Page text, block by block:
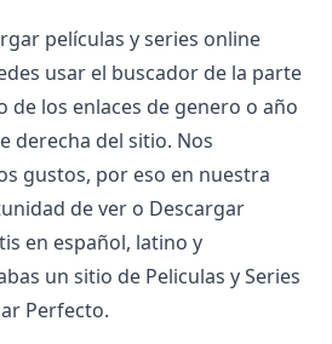
películas y series online
usar el buscador de la parte
los enlaces de genero o año
derecha del sitio. Nos
gustos, por eso en nuestra
de ver o Descargar
en español, latino y
un sitio de Peliculas y Series
Perfecto.